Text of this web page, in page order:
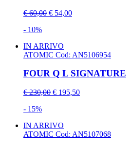
€ 60,00 € 54,00
- 10%
IN ARRIVO
ATOMIC Cod: AN5106954
FOUR Q L SIGNATURE
€ 230,00 € 195,50
- 15%
IN ARRIVO
ATOMIC Cod: AN5107068